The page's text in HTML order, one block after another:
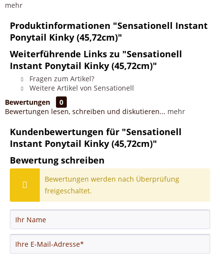
mehr
Produktinformationen "Sensationell Instant
Ponytail Kinky (45,72cm)"
Weiterführende Links zu "Sensationell
Instant Ponytail Kinky (45,72cm)"
Fragen zum Artikel?
Weitere Artikel von Sensationell
Bewertungen
0
Bewertungen lesen, schreiben und diskutieren... mehr
Kundenbewertungen für "Sensationell
Instant Ponytail Kinky (45,72cm)"
Bewertung schreiben
Bewertungen werden nach Überprüfung
freigeschaltet.